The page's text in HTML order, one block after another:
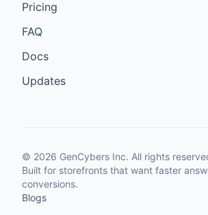
Pricing
FAQ
Docs
Updates
© 2026 GenCybers Inc. All rights
Built for storefronts that want faster
conversions.
Blogs